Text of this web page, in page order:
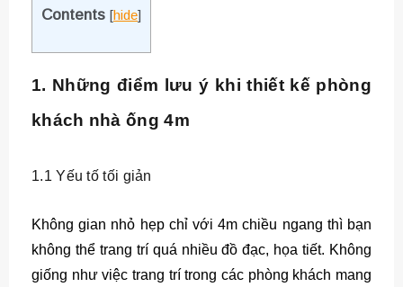
Contents [hide]
1. Những điểm lưu ý khi thiết kế phòng
khách nhà ống 4m
1.1 Yếu tố tối giản
Không gian nhỏ hẹp chỉ với 4m chiều ngang thì bạn
không thể trang trí quá nhiều đồ đạc, họa tiết. Không
giống như việc trang trí trong các phòng khách mang